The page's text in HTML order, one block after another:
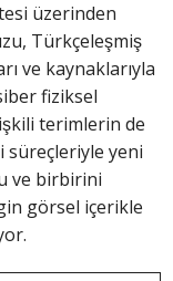
üzerinden
Türkçeleşmiş
ve kaynaklarıyla
fiziksel
terimlerin de
süreçleriyle yeni
ve birbirini
görsel içerikle